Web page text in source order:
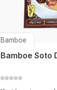
Bamboe
Bamboe Soto